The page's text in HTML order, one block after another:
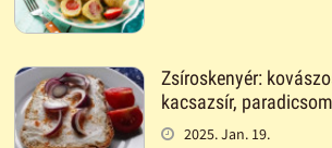
Zsíroskenyér:
kacsazsír,
2025. Jan. 19.